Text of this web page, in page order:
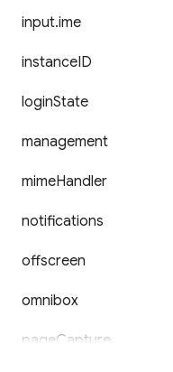
input.ime
instanceID
loginState
management
mimeHandler
notifications
offscreen
omnibox
pageCapture
Đóng góp
Báo cáo lỗi
Điều khoản Quyền riêng tư